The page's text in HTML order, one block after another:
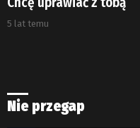
5 lat temu
Nie przegap